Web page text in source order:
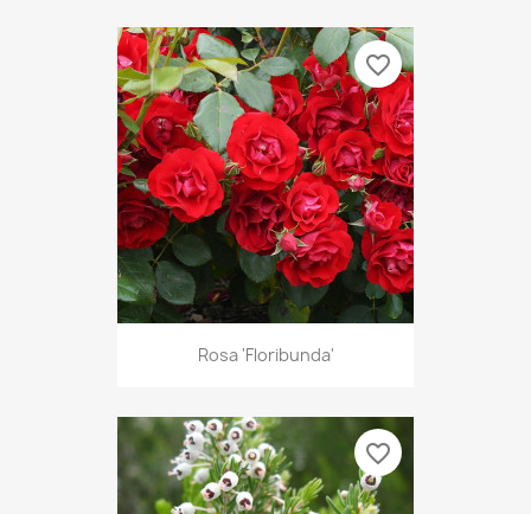
Rosa 'Floribunda'
favorite_border
favorite_border